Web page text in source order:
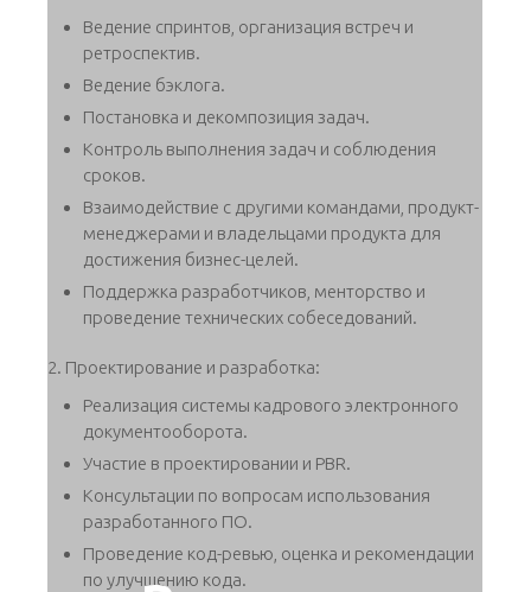
Ведение спринтов, организация встреч и
ретроспектив.
Ведение бэклога.
Постановка и декомпозиция задач.
Контроль выполнения задач и соблюдения
сроков.
Взаимодействие с другими командами, продукт-
менеджерами и владельцами продукта для
достижения бизнес-целей.
Поддержка разработчиков, менторство и
проведение технических собеседований.
2. Проектирование и разработка:
Реализация системы кадрового электронного
документооборота.
Участие в проектировании и PBR.
Консультации по вопросам использования
разработанного ПО.
Проведение код-ревью, оценка и рекомендации
по улучшению кода.